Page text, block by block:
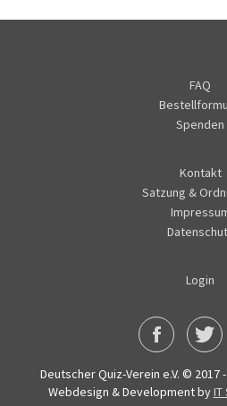
FAQ
Spenden
Kontakt
Satzung &
Login
Deutscher Quiz-Verein e.V. © 2017
Webdesign & Development byIT